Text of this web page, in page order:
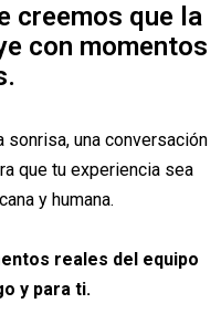
creemos que la
con momentos
sonrisa, una conversación
que tu experiencia sea
y humana.
reales del equipo
y para ti.